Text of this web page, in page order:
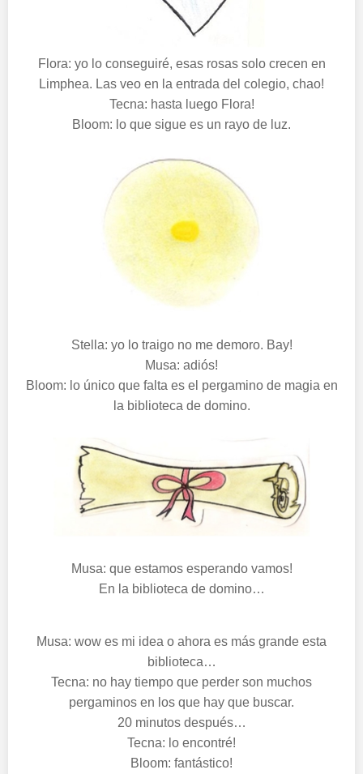
Flora: yo lo conseguiré, esas rosas solo crecen en
Limphea. Las veo en la entrada del colegio, chao!
Tecna: hasta luego Flora!
Bloom: lo que sigue es un rayo de luz.
Stella: yo lo traigo no me demoro. Bay!
Musa: adiós!
Bloom: lo único que falta es el pergamino de magia en
la biblioteca de domino.
Musa: que estamos esperando vamos!
En la biblioteca de domino…
Musa: wow es mi idea o ahora es más grande esta
biblioteca…
Tecna: no hay tiempo que perder son muchos
pergaminos en los que hay que buscar.
20 minutos después…
Tecna: lo encontré!
Bloom: fantástico!